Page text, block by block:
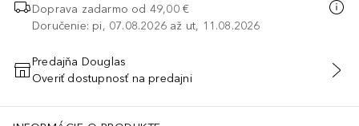
Doprava zadarmo od 49,00 €
Doručenie: pi, 07.08.2026 až ut, 11.08.2026
PRIDAŤ DO KOŠÍKA
Predajňa Douglas
Overiť dostupnosť na predajni